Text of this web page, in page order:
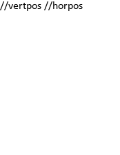
//vertpos //horpos